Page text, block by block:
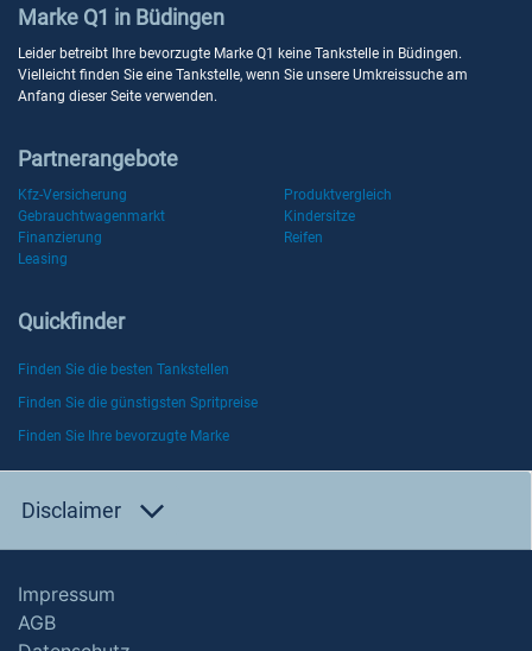
Marke Q1 in Büdingen
Leider betreibt Ihre bevorzugte Marke Q1 keine Tankstelle in Büdingen.
Vielleicht finden Sie eine Tankstelle, wenn Sie unsere Umkreissuche am
Anfang dieser Seite verwenden.
Partnerangebote
Kfz-Versicherung
Produktvergleich
Gebrauchtwagenmarkt
Kindersitze
Finanzierung
Reifen
Leasing
Quickfinder
Finden Sie die besten Tankstellen
Finden Sie die günstigsten Spritpreise
Finden Sie Ihre bevorzugte Marke
Disclaimer
Impressum
AGB